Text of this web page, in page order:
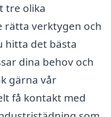
tre olika
rätta verktygen och
hitta det bästa
dina behov och
gärna vår
få kontakt med